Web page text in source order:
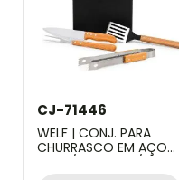
CJ-71446
WELF | CONJ. PARA
CHURRASCO EM AÇO
INOX / MADEIRA /